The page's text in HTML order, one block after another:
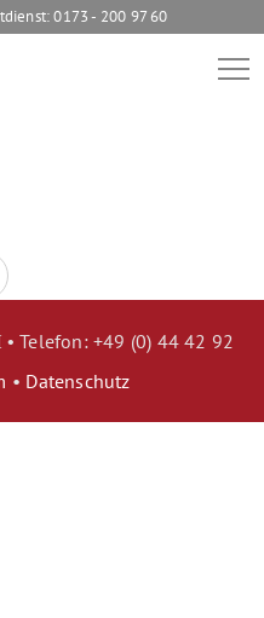
0173 - 200 97 60
•Telefon: +49 (0) 44 42 92
• Datenschutz